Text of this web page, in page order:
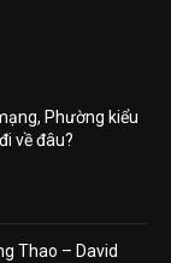
Phường kiểu
về đâu?
Thao – David